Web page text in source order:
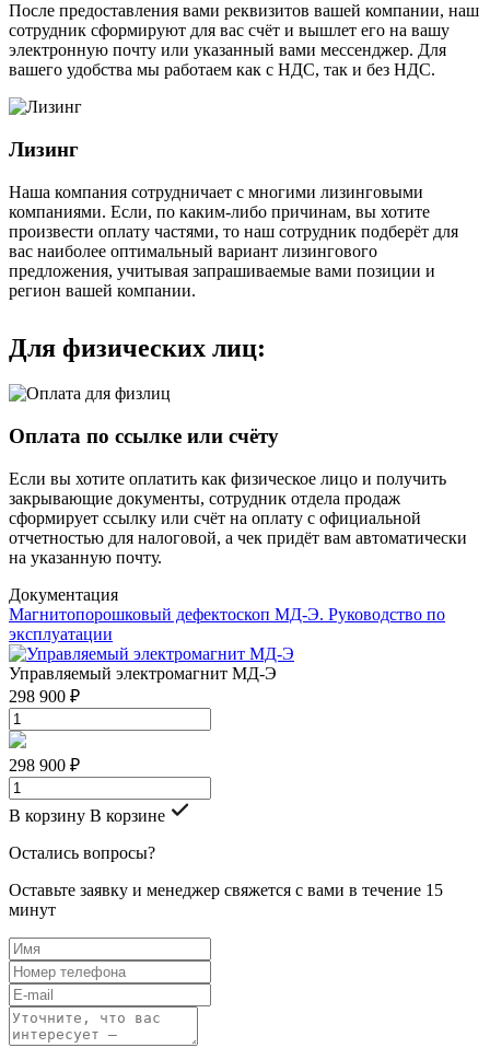
После предоставления вами реквизитов вашей компании, наш
сотрудник сформируют для вас счёт и вышлет его на вашу
электронную почту или указанный вами мессенджер. Для
вашего удобства мы работаем как с НДС, так и без НДС.
Лизинг
Наша компания сотрудничает с многими лизинговыми
компаниями. Если, по каким-либо причинам, вы хотите
произвести оплату частями, то наш сотрудник подберёт для
вас наиболее оптимальный вариант лизингового
предложения, учитывая запрашиваемые вами позиции и
регион вашей компании.
Для физических лиц:
Оплата по ссылке или счёту
Если вы хотите оплатить как физическое лицо и получить
закрывающие документы, сотрудник отдела продаж
сформирует ссылку или счёт на оплату с официальной
отчетностью для налоговой, а чек придёт вам автоматически
на указанную почту.
Документация
Магнитопорошковый дефектоскоп МД-Э. Руководство по
эксплуатации
Управляемый электромагнит МД-Э
298 900 ₽
298 900 ₽
В корзину В корзине
Остались вопросы?
Оставьте заявку и менеджер свяжется с вами в течение 15
минут